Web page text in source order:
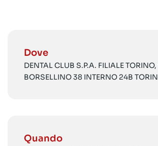
Dove
DENTAL CLUB S.P.A. FILIALE
BORSELLINO 38 INTERNO 24B
Quando